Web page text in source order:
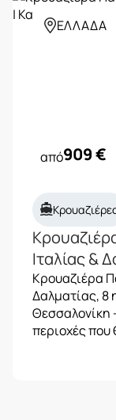
ΕΛΛΑΔΑ
από909€
Ιταλίας &
Κρουαζιέρα
Δαλματίας, 8
Θεσσαλονίκη
περιοχές που